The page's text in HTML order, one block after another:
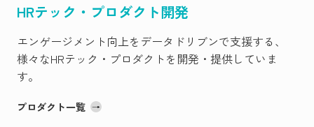
HRテック・プロダクト開発
エンゲージメント向上をデータドリブンで支援する、
様々なHRテック・プロダクトを開発・提供していま
す。
プロダクト一覧